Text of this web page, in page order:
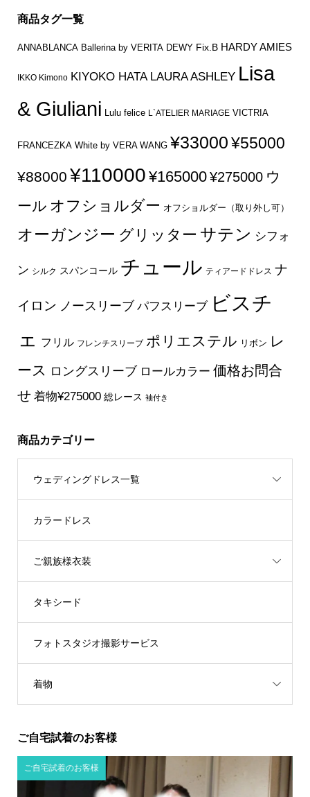
商品タグ一覧
ANNABLANCA Ballerina by VERITA DEWY Fix.B HARDY AMIES
IKKO Kimono KIYOKO HATA LAURA ASHLEY Lisa
& Giuliani Lulu felice L`ATELIER MARIAGE VICTRIA
FRANCEZKA White by VERA WANG ¥33000¥55000
¥88000 ¥110000 ¥165000¥275000 ウ
ール オフショルダー オフショルダー（取り外し可）
オーガンジー グリッター サテン シフォ
ン シルク スパンコール チュール ティアードドレス ナ
イロン ノースリーブ パフスリーブ ビスチ
ェ
フリル フレンチスリーブ ポリエステル リボン レ
ース ロングスリーブ ロールカラー 価格お問合
せ 着物¥275000 総レース 袖付き
商品カテゴリー
ウェディングドレス一覧
カラードレス
ご親族様衣装
タキシード
フォトスタジオ撮影サービス
着物
ご自宅試着のお客様
ご自宅試着のお客様